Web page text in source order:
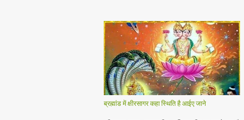
भिन्नता होती है, अतः इनका पारस्परिक सम्बन्ध भी भिन्न होता
है, जिसके आर्थिक भूगोल के अंतर्गत इन्ही क्षेत्रीय आर्थिक
भिन्नताओ का अध्ययन किया जाता है। आर्थिक भूगोल की
कुछ विद्वानों ने निम्नलिखित प्रमुख परिभाषाएं दी है। 1.प्रो .
ब्राउन के शब्दों में - आर्थिक भूगोल की वह शाखा है जिसमें
प्राकृतिक वातावरण ( जड़ और चेतन ) के मनुष्य की आर्थिक
क्रियाओं पर पड़ने वाले प्रभावों का अध्ययन होता है। 2.
रूरबैक के शब्दों में - "आर्थिक भूगोल एक क्षेत्र के आर्थिक
ब्रह्मांड में क्षीरसागर कहा स्थिति है आईए जाने